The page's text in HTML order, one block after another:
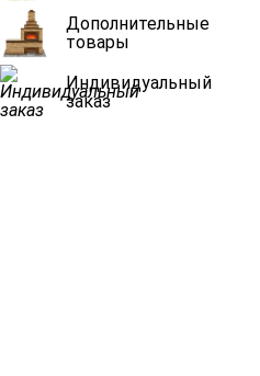
Дополнительные
товары
Индивидуальный
заказ